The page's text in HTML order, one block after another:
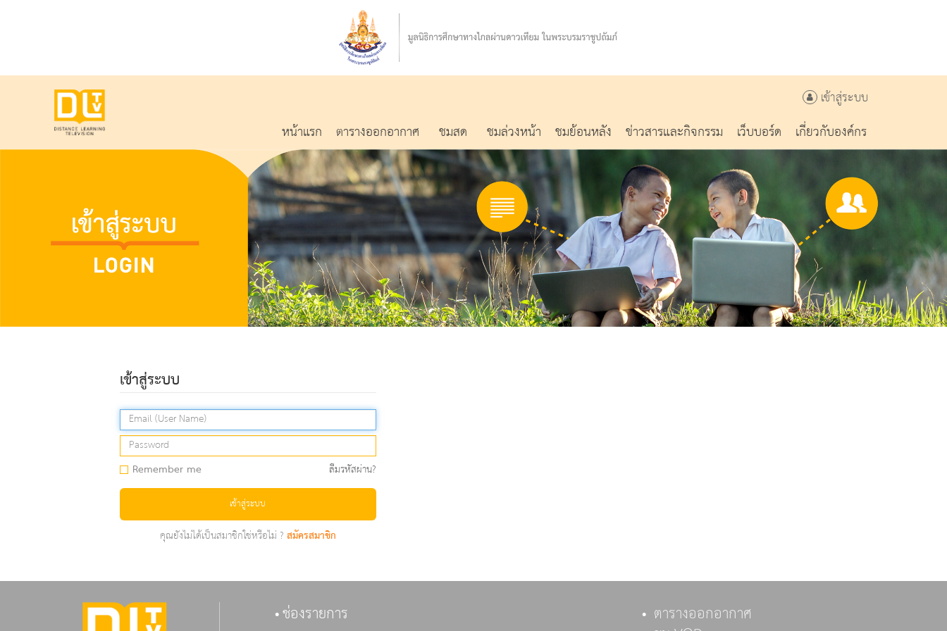
เข้าสู่ระบบ
หน้าแรก ตารางออกอากาศ ชมสด ชมล่วงหน้า ชมย้อนหลัง ข่าวสารและกิจกรรม เว็บบอร์ด เกี่ยวกับองค์กร
เข้าสู่ระบบ
Remember me ลืมรหัสผ่าน?
เข้าสู่ระบบ
คุณยังไม่ได้เป็นสมาชิกใช่หรือไม่ ?สมัครสมาชิก
ช่องรายการ ตารางออกอากาศ